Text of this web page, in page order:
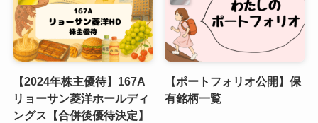
【2024年株主優待】167A
リョーサン菱洋ホールディ
ングス【合併後優待決定】
【ポートフォリオ公開】保
有銘柄一覧